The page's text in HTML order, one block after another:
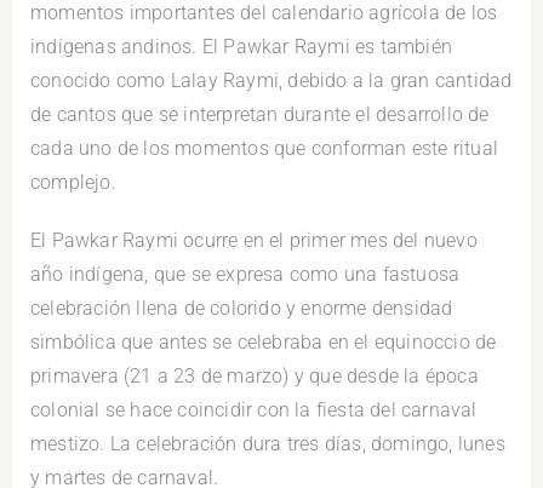
momentos importantes del calendario agrícola de los
indígenas andinos. El Pawkar Raymi es también
conocido como Lalay Raymi, debido a la gran cantidad
de cantos que se interpretan durante el desarrollo de
cada uno de los momentos que conforman este ritual
complejo.
El Pawkar Raymi ocurre en el primer mes del nuevo
año indígena, que se expresa como una fastuosa
celebración llena de colorido y enorme densidad
simbólica que antes se celebraba en el equinoccio de
primavera (21 a 23 de marzo) y que desde la época
colonial se hace coincidir con la fiesta del carnaval
mestizo. La celebración dura tres días, domingo, lunes
y martes de carnaval.